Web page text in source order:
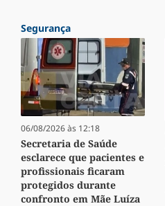
Segurança
06/08/2026 às 12:18
Secretaria de Saúde
esclarece que pacientes e
profissionais ficaram
protegidos durante
confronto em Mãe Luíza